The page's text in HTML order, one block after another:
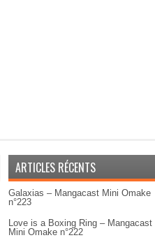
ARTICLES RÉCENTS
Galaxias – Mangacast Mini Omake
n°223
Love is a Boxing Ring – Mangacast
Mini Omake n°222